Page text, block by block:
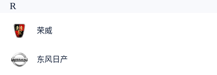
R
荣威
东风日产